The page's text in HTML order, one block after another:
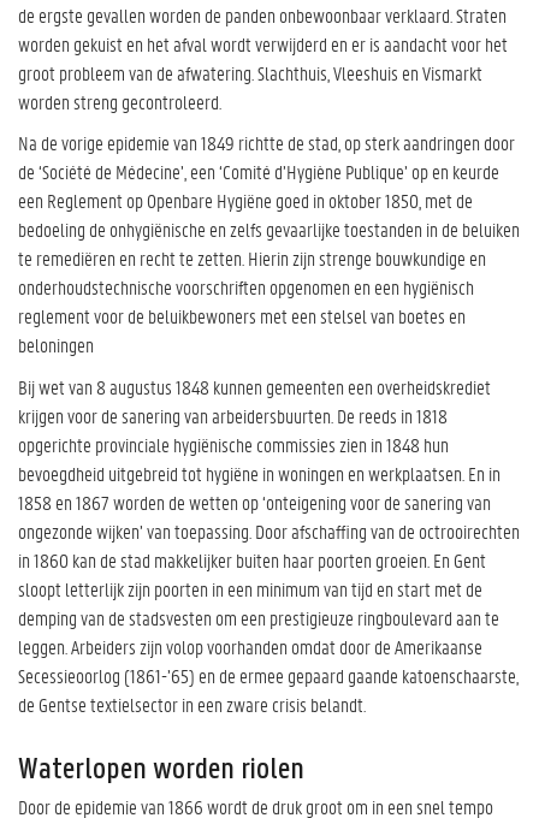
de ergste gevallen worden de panden onbewoonbaar verklaard. Straten
worden gekuist en het afval wordt verwijderd en er is aandacht voor het
groot probleem van de afwatering. Slachthuis, Vleeshuis en Vismarkt
worden streng gecontroleerd.
Na de vorige epidemie van 1849 richtte de stad, op sterk aandringen door
de ‘Société de Médecine’, een ‘Comité d’Hygiène Publique’ op en keurde
een Reglement op Openbare Hygiëne goed in oktober 1850, met de
bedoeling de onhygiënische en zelfs gevaarlijke toestanden in de beluiken
te remediëren en recht te zetten. Hierin zijn strenge bouwkundige en
onderhoudstechnische voorschriften opgenomen en een hygiënisch
reglement voor de beluikbewoners met een stelsel van boetes en
beloningen
Bij wet van 8 augustus 1848 kunnen gemeenten een overheidskrediet
krijgen voor de sanering van arbeidersbuurten. De reeds in 1818
opgerichte provinciale hygiënische commissies zien in 1848 hun
bevoegdheid uitgebreid tot hygiëne in woningen en werkplaatsen. En in
1858 en 1867 worden de wetten op ‘onteigening voor de sanering van
ongezonde wijken’ van toepassing. Door afschaffing van de octrooirechten
in 1860 kan de stad makkelijker buiten haar poorten groeien. En Gent
sloopt letterlijk zijn poorten in een minimum van tijd en start met de
demping van de stadsvesten om een prestigieuze ringboulevard aan te
leggen. Arbeiders zijn volop voorhanden omdat door de Amerikaanse
Secessieoorlog (1861-’65) en de ermee gepaard gaande katoenschaarste,
de Gentse textielsector in een zware crisis belandt.
Waterlopen worden riolen
Door de epidemie van 1866 wordt de druk groot om in een snel tempo